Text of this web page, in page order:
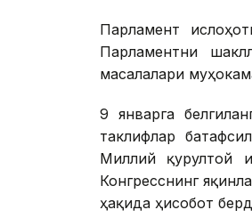
Парламент
Парламентни
масалалари
9 январга
таклифлар
Миллий қурултой
Конгресснинг
ҳақида ҳисобот